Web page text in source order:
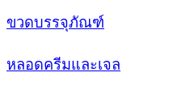
ขวดบรรจุภัณฑ์
หลอดครีมและเจล